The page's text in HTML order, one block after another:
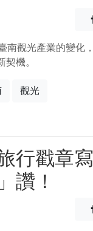
南觀光產業的變化
契機。
觀光
行戳章
讚！